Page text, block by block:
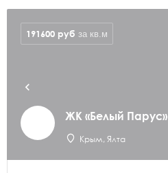
ЖК «Белый Парус»
Крым, Ялта
191600 руб за кв.м